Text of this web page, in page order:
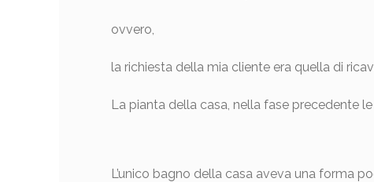
ovvero,
la richiesta della mia cliente era quella di
La pianta della casa, nella fase precedente
L’unico bagno della casa aveva una forma